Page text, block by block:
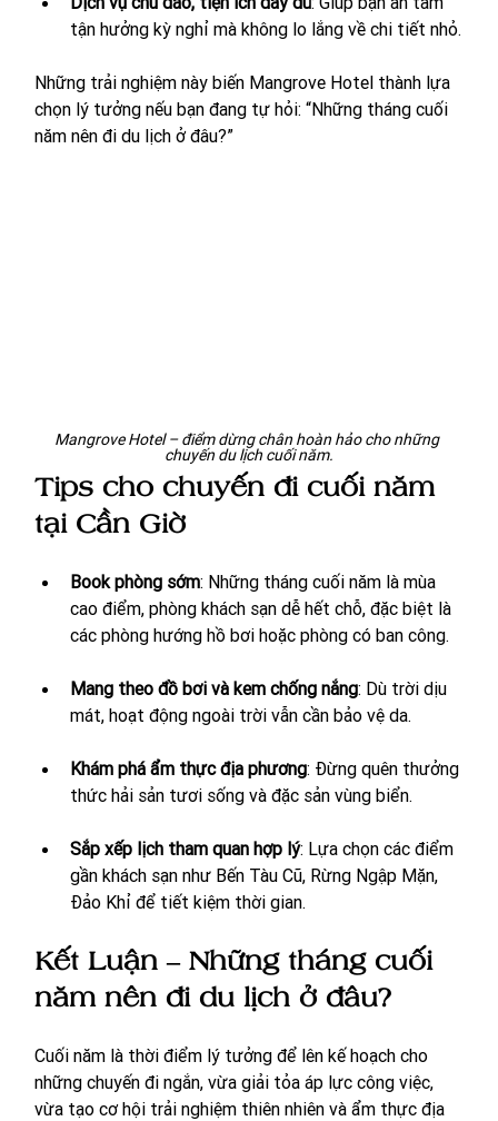
tận hưởng kỳ nghỉ mà không lo lắng về chi tiết nhỏ.
Những trải nghiệm này biến Mangrove Hotel thành lựa
chọn lý tưởng nếu bạn đang tự hỏi: “Những tháng cuối
năm nên đi du lịch ở đâu?”
Mangrove Hotel – điểm dừng chân hoàn hảo cho những
chuyến du lịch cuối năm.
Tips cho chuyến đi cuối năm
tại Cần Giờ
Book phòng sớm: Những tháng cuối năm là mùa
cao điểm, phòng khách sạn dễ hết chỗ, đặc biệt là
các phòng hướng hồ bơi hoặc phòng có ban công.
Mang theo đồ bơi và kem chống nắng: Dù trời dịu
mát, hoạt động ngoài trời vẫn cần bảo vệ da.
Khám phá ẩm thực địa phương: Đừng quên thưởng
thức hải sản tươi sống và đặc sản vùng biển.
Sắp xếp lịch tham quan hợp lý: Lựa chọn các điểm
gần khách sạn như Bến Tàu Cũ, Rừng Ngập Mặn,
Đảo Khỉ để tiết kiệm thời gian.
Kết Luận – Những tháng cuối
năm nên đi du lịch ở đâu?
Cuối năm là thời điểm lý tưởng để lên kế hoạch cho
những chuyến đi ngắn, vừa giải tỏa áp lực công việc,
vừa tạo cơ hội trải nghiệm thiên nhiên và ẩm thực địa